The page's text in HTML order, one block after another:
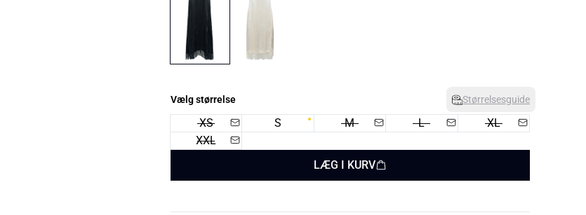
Vælg størrelse Størrelsesguide
XS S M L
XL
XXL
LÆG I KURV